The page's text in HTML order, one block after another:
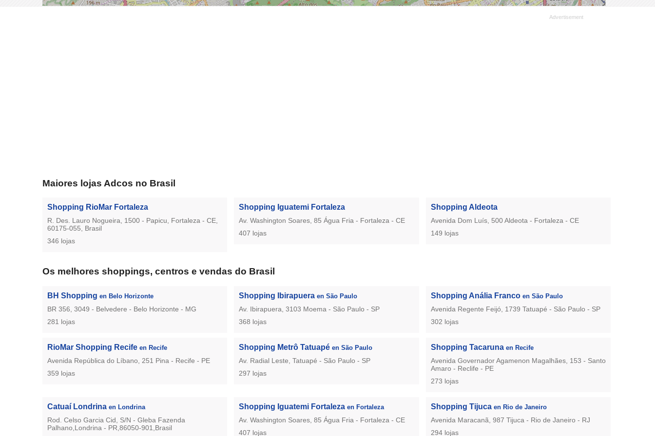
Maiores lojas Adcos no Brasil
Shopping RioMar Fortaleza
R. Des. Lauro Nogueira, 1500 - Papicu, Fortaleza - CE,
60175-055, Brasil
346 lojas
Shopping Iguatemi Fortaleza
Av. Washington Soares, 85 Água Fria - Fortaleza - CE
407 lojas
Shopping Aldeota
Avenida Dom Luís, 500 Aldeota - Fortaleza - CE
149 lojas
Os melhores shoppings, centros e vendas do Brasil
BH Shopping en Belo Horizonte
BR 356, 3049 - Belvedere - Belo Horizonte - MG
281 lojas
Shopping Ibirapueraen São Paulo
Av. Ibirapuera, 3103 Moema - São Paulo - SP
368 lojas
Shopping Anália Franco en São Paulo
Avenida Regente Feijó, 1739 Tatuapé - São Paulo - SP
302 lojas
RioMar Shopping Recife en Recife
Avenida República do Líbano, 251 Pina - Recife - PE
359 lojas
Shopping Metrô Tatuapéen São Paulo
Av. Radial Leste, Tatuapé - São Paulo - SP
297 lojas
Shopping Tacaruna en Recife
Avenida Governador Agamenon Magalhães, 153 - Santo
Amaro - Reclife - PE
273 lojas
Catuaí Londrina en Londrina
Rod. Celso Garcia Cid, S/N - Gleba Fazenda
Palhano,Londrina - PR,86050-901,Brasil
Shopping Iguatemi Fortalezaen Fortaleza
Av. Washington Soares, 85 Água Fria - Fortaleza - CE
407 lojas
Shopping Tijuca en Rio de Janeiro
Avenida Maracanã, 987 Tijuca - Rio de Janeiro - RJ
294 lojas